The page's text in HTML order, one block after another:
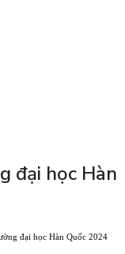
đại học Hàn
đại học Hàn Quốc 2024